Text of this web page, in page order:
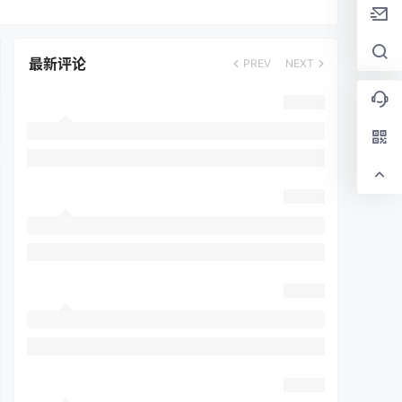
最新评论 PREV NEXT